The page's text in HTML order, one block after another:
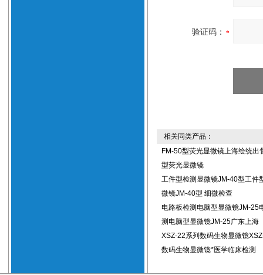
验证码：
相关同类产品：
FM-50型荧光显微镜上海绘统出
型荧光显微镜
工件型检测显微镜JM-40型工件
微镜JM-40型 细微检查
电路板检测电脑型显微镜JM-25
测电脑型显微镜JM-25广东上海
XSZ-22系列数码生物显微镜
数码生物显微镜*医学临床检测